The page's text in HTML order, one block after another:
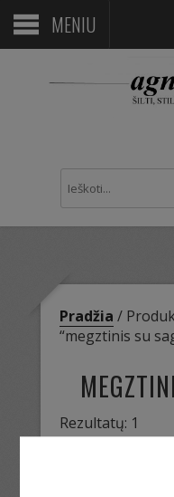
MENIU
Pradžia /
“megztinis su
Rezultatų: 1